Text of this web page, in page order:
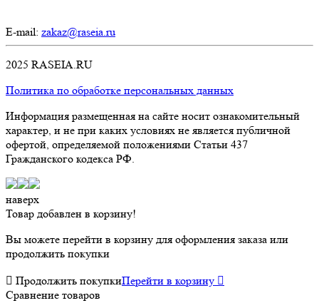
E-mail: zakaz@raseia.ru
2025 RASEIA.RU
Политика по обработке персональных данных
Информация размещенная на сайте носит ознакомительный
характер, и не при каких условиях не является публичной
офертой, определяемой положениями Статьи 437
Гражданского кодекса РФ.
наверх
Товар добавлен в корзину!
Вы можете перейти в корзину для оформления заказа или
продолжить покупки
 Продолжить покупкиПерейти в корзину 
Сравнение товаров